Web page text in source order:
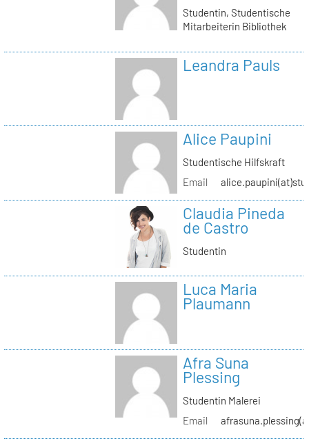
Studentin, Studentische
Mitarbeiterin Bibliothek
Leandra Pauls
Alice Paupini
Studentische Hilfskraft
Email
Claudia Pineda
de Castro
Studentin
Luca Maria
Plaumann
Afra Suna
Plessing
Studentin Malerei
Email